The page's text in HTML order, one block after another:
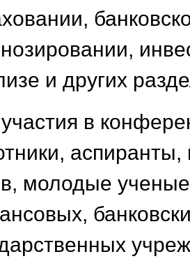
и других
в
молодые